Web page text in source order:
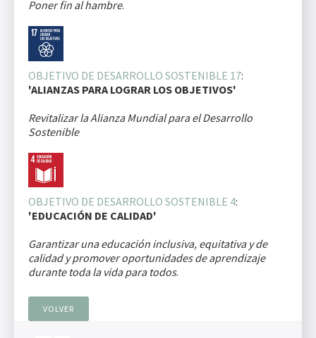
Poner fin al hambre.
OBJETIVO DE DESARROLLO SOSTENIBLE 17:
'ALIANZAS PARA LOGRAR LOS OBJETIVOS'
Revitalizar la Alianza Mundial para el Desarrollo
Sostenible
OBJETIVO DE DESARROLLO SOSTENIBLE 4:
'EDUCACIÓN DE CALIDAD'
Garantizar una educación inclusiva, equitativa y de
calidad y promover oportunidades de aprendizaje
durante toda la vida para todos.
VOLVER